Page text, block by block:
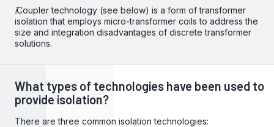
iCoupler technology (see below) is a form of transformer
isolation that employs micro-transformer coils to address the
size and integration disadvantages of discrete transformer
solutions.
What types of technologies have been used to
provide isolation?
There are three common isolation technologies: